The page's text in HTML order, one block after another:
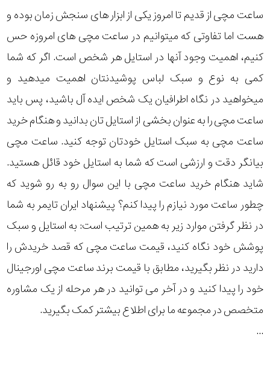
ساعت مچی از قدیم تا امروز یکی از ابزار های سنجش زمان بوده و
هست اما تفاوتی که میتوانیم در ساعت مچی های امروزه حس
کنیم، اهمیت وجود آنها در استایل هر شخص است. اگر که شما
کمی به نوع و سبک لباس پوشیدنتان اهمیت میدهید و
میخواهید در نگاه اطرافیان یک شخص ایده آل باشید، پس باید
ساعت مچی را به عنوان بخشی از استایل تان بدانید و هنگام خرید
ساعت مچی به سبک استایل خودتان توجه کنید. ساعت مچی
بیانگر دقت و ارزشی است که شما به استایل خود قائل هستید.
شاید هنگام خرید ساعت مچی با این سوال رو به رو شوید که
چطور ساعت مورد نیازم را پیدا کنم؟ پیشنهاد ایران تایمر به شما
در نظر گرفتن موارد زیر به همین ترتیب است: به استایل و سبک
پوشش خود نگاه کنید، قیمت ساعت مچی که قصد خریدش را
دارید در نظر بگیرید، مطابق با قیمت برند ساعت مچی اورجینال
خود را پیدا کنید و در آخر می توانید در هر مرحله از یک مشاوره
متخصص در مجموعه ما برای اطلاع بیشتر کمک بگیرید.
...